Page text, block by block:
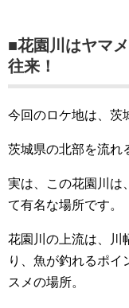
■花園川はヤマ
往来！
今回のロケ地は、茨
茨城県の北部を流れ
実は、この花園川は
て有名な場所です。
花園川の上流は、川
り、魚が釣れるポイ
スメの場所。